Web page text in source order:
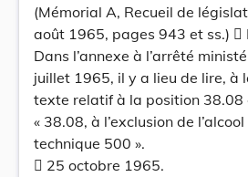
(Mémorial A, Recueil de
août 1965, pages 943 et ss.) 
Dans l’annexe à l’arrêté
juillet 1965, il y a lieu de lire, à
texte relatif à la position 38.08
« 38.08, à l’exclusion de
technique 500 ».
 25 octobre 1965.